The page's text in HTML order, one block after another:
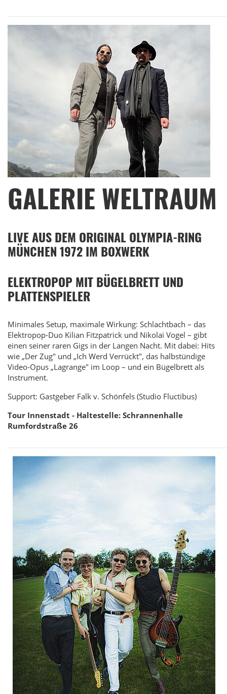
GALERIE WELTRAUM
LIVE AUS DEM ORIGINAL OLYMPIA-RING
MÜNCHEN 1972 IM BOXWERK
ELEKTROPOP MIT BÜGELBRETT UND
PLATTENSPIELER
Minimales Setup, maximale Wirkung: Schlachtbach – das
Elektropop-Duo Kilian Fitzpatrick und Nikolai Vogel – gibt
einen seiner raren Gigs in der Langen Nacht. Mit dabei: Hits
wie „Der Zug" und „Ich Werd Verrückt", das halbstündige
Video-Opus „Lagrange" im Loop – und ein Bügelbrett als
Instrument.
Support: Gastgeber Falk v. Schönfels (Studio Fluctibus)
Tour Innenstadt - Haltestelle: Schrannenhalle
Rumfordstraße 26